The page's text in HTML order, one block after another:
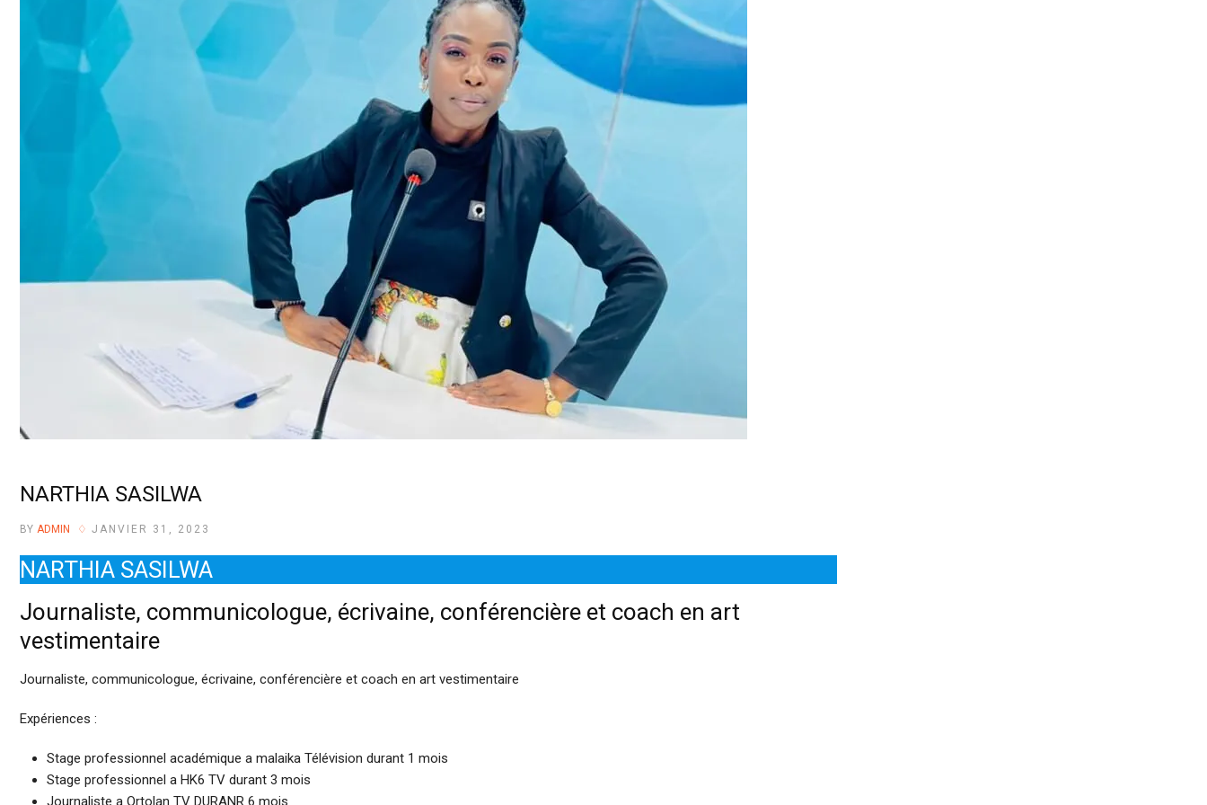
NARTHIA SASILWA
BY ADMIN JANVIER 31, 2023
NARTHIA SASILWA
Journaliste, communicologue, écrivaine, conférencière et coach en art
vestimentaire
Journaliste, communicologue, écrivaine, conférencière et coach en art vestimentaire
Expériences :
Stage professionnel académique a malaika Télévision durant 1 mois
Stage professionnel a HK6 TV durant 3 mois
Journaliste a Ortolan TV DURANR 6 mois